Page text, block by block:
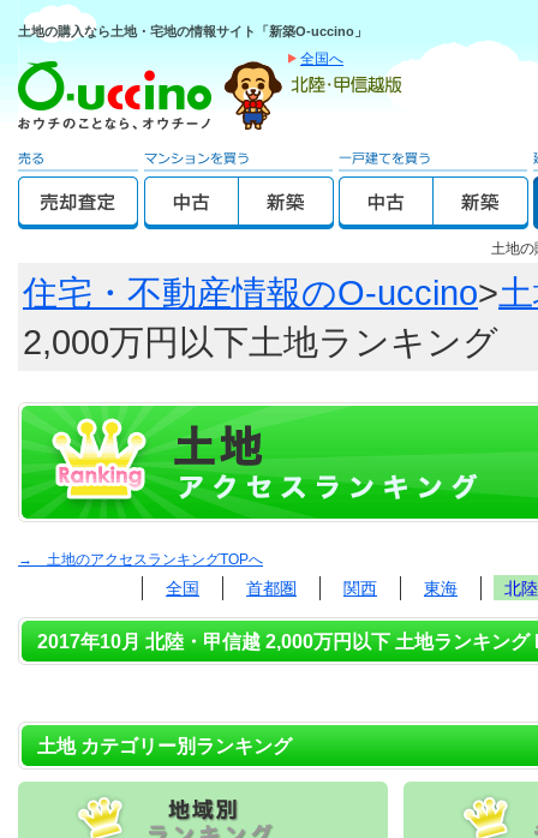
土地の購入なら土地・宅地の情報サイト「新築O-uccino」
全国へ
土地
住宅・不動産情報のO-uccino>
2,000万円以下土地ランキング
→ 土地のアクセスランキングTOPへ
全国 首都圏 関西 東海 北
2017年10月 北陸・甲信越 2,000万円以下 土地ランキング
土地 カテゴリー別ランキング